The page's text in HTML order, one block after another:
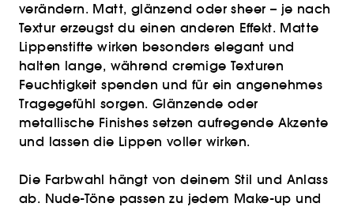
verändern. Matt, glänzend oder sheer – je nach
Textur erzeugst du einen anderen Effekt. Matte
Lippenstifte wirken besonders elegant und
halten lange, während cremige Texturen
Feuchtigkeit spenden und für ein angenehmes
Tragegefühl sorgen. Glänzende oder
metallische Finishes setzen aufregende Akzente
und lassen die Lippen voller wirken.
Die Farbwahl hängt von deinem Stil und Anlass
ab. Nude-Töne passen zu jedem Make-up und